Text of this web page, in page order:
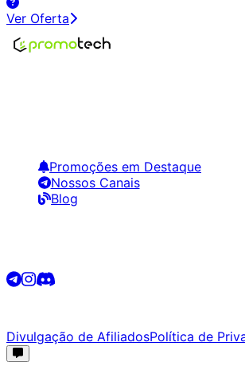
Ver Oferta
Promoções em Destaque
Nossos Canais
Blog
Divulgação de AfiliadosPolítica de